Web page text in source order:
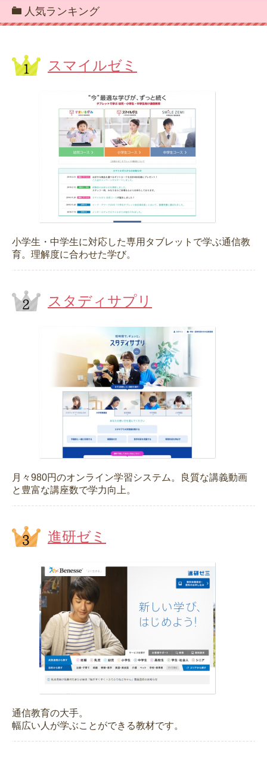
人気ランキング
スマイルゼミ
小学生・中学生に対応した専用タブレットで学ぶ通信教
育。理解度に合わせた学び。
スタディサプリ
月々980円のオンライン学習システム。良質な講義動画
と豊富な講座数で学力向上。
進研ゼミ
通信教育の大手。
幅広い人が学ぶことができる教材です。